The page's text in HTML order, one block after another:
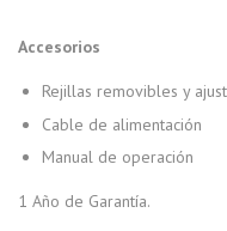
Accesorios
Rejillas removibles y
Cable de alimentación
Manual de operación
1 Año de Garantía.